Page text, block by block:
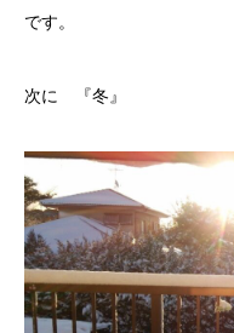
です。
次に 『冬』